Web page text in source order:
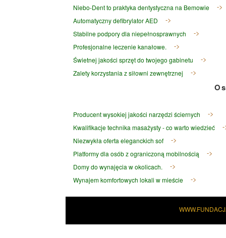
Niebo-Dent to praktyka dentystyczna na Bemowie
Automatyczny defibrylator AED
Stabilne podpory dla niepełnosprawnych
Profesjonalne leczenie kanałowe.
Świetnej jakości sprzęt do twojego gabinetu
Zalety korzystania z siłowni zewnętrznej
Producent wysokiej jakości narzędzi ściernych
Kwalifikacje technika masażysty - co warto wiedzieć
Niezwykła oferta eleganckich sof
Platformy dla osób z ograniczoną mobilnością
Domy do wynajęcia w okolicach.
Wynajem komfortowych lokali w mieście